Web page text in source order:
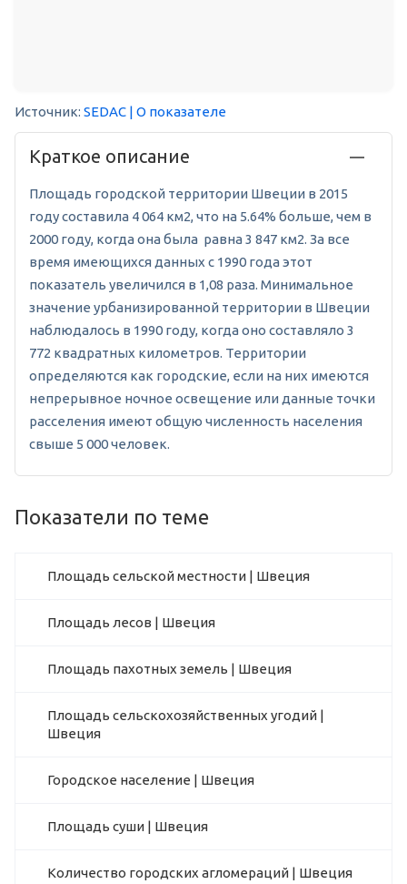
Источник: SEDAC | О показателе
Краткое описание
Площадь городской территории Швеции в 2015
году составила 4 064 км2, что на 5.64% больше, чем в
2000 году, когда она была равна 3 847 км2. За все
время имеющихся данных с 1990 года этот
показатель увеличился в 1,08 раза. Минимальное
значение урбанизированной территории в Швеции
наблюдалось в 1990 году, когда оно составляло 3
772 квадратных километров. Территории
определяются как городские, если на них имеются
непрерывное ночное освещение или данные точки
расселения имеют общую численность населения
свыше 5 000 человек.
Показатели по теме
Площадь сельской местности | Швеция
Площадь лесов | Швеция
Площадь пахотных земель | Швеция
Площадь сельскохозяйственных угодий |
Швеция
Городское население | Швеция
Площадь суши | Швеция
Количество городских агломераций | Швеция